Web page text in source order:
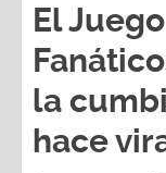
El
la
hace